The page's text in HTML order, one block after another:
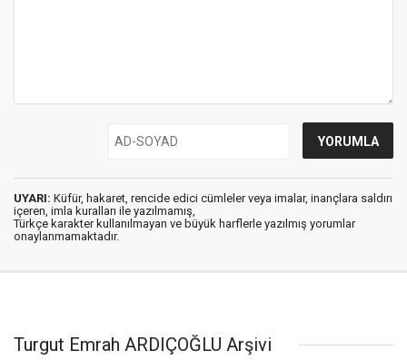
UYARI: Küfür, hakaret, rencide edici cümleler veya imalar, inançlara saldırı
içeren, imla kuralları ile yazılmamış,
Türkçe karakter kullanılmayan ve büyük harflerle yazılmış yorumlar
onaylanmamaktadır.
Turgut Emrah ARDIÇOĞLU Arşivi